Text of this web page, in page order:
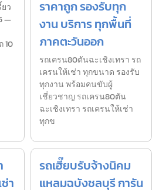
ว
—
10
ราคาถูก รองรับทุก
งาน บริการ ทุกพื้นที่
ภาคตะวันออก
รถเครน80ตันฉะเชิงเทรา รถ
เครนให้เช่า ทุกขนาด รองรับ
ทุกงาน พร้อมคนขับผู้
เชี่ยวชาญ รถเครน80ตัน
ฉะเชิงเทรา รถเครนให้เช่า
ทุกข
า
รถเฮี๊ยบรับจ้างนิคม
แหลมฉบังชลบุรี การัน